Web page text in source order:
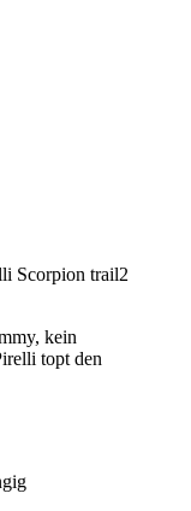
Scorpion trail2
kein
topt den